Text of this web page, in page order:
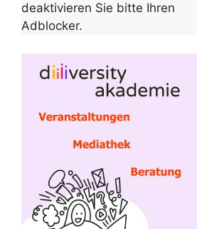
deaktivieren Sie bitte Ihren
Adblocker.